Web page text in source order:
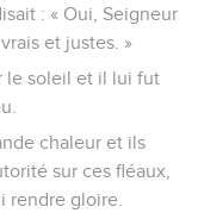
: « Oui, Seigneur
et justes. »
le soleil et il lui fut
chaleur et ils
sur ces fléaux,
rendre gloire.